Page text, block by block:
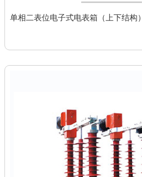
单相二表位电子式电表箱（上下结构）